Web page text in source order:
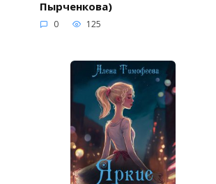
Пырченкова)
0 125